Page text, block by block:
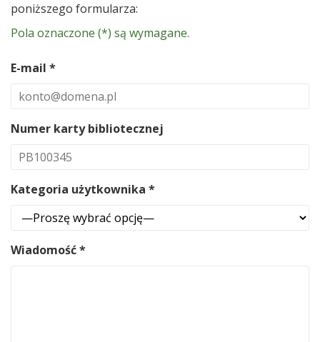
poniższego formularza:
Pola oznaczone (*) są wymagane.
E-mail *
Numer karty bibliotecznej
Kategoria użytkownika *
Wiadomość *